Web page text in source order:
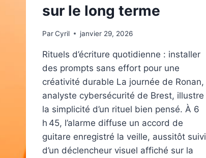
sur le long terme
ParCyril janvier 29, 2026
Rituels d’écriture quotidienne : installer
des prompts sans effort pour une
créativité durable La journée de Ronan,
analyste cybersécurité de Brest, illustre
la simplicité d’un rituel bien pensé. À 6
h 45, l’alarme diffuse un accord de
guitare enregistré la veille, aussitôt suivi
d’un déclencheur visuel affiché sur la